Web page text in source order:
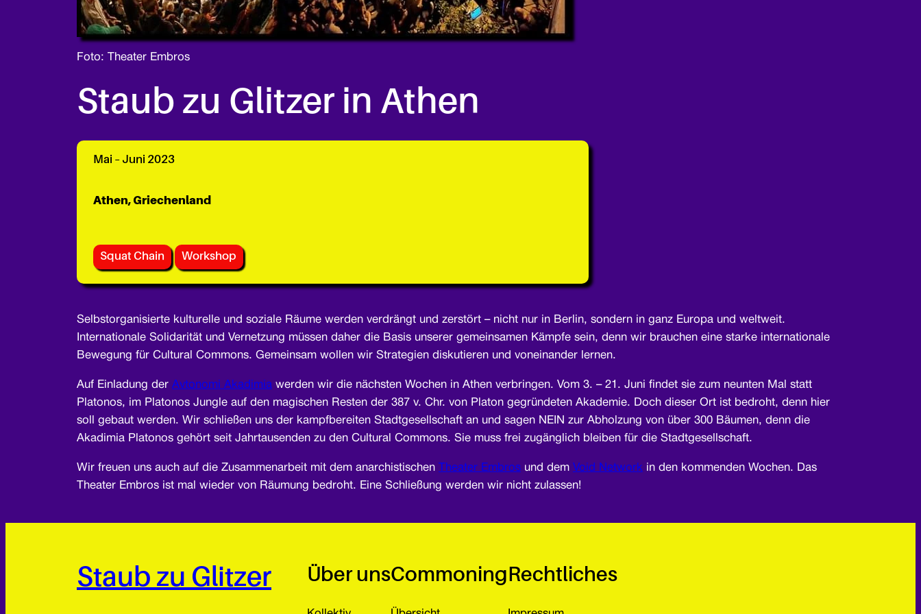
Foto: Theater Embros
Staub zu Glitzer in Athen
Mai – Juni 2023
Athen, Griechenland
Squat Chain Workshop
Selbstorganisierte kulturelle und soziale Räume werden verdrängt und zerstört – nicht nur in Berlin, sondern in ganz Europa und weltweit.
Internationale Solidarität und Vernetzung müssen daher die Basis unserer gemeinsamen Kämpfe sein, denn wir brauchen eine starke internationale
Bewegung für Cultural Commons. Gemeinsam wollen wir Strategien diskutieren und voneinander lernen.
Auf Einladung der Avtonomi Akadimia werden wir die nächsten Wochen in Athen verbringen. Vom 3. – 21. Juni findet sie zum neunten Mal statt
Platonos, im Platonos Jungle auf den magischen Resten der 387 v. Chr. von Platon gegründeten Akademie. Doch dieser Ort ist bedroht, denn hier
soll gebaut werden. Wir schließen uns der kampfbereiten Stadtgesellschaft an und sagen NEIN zur Abholzung von über 300 Bäumen, denn die
Akadimia Platonos gehört seit Jahrtausenden zu den Cultural Commons. Sie muss frei zugänglich bleiben für die Stadtgesellschaft.
Wir freuen uns auch auf die Zusammenarbeit mit dem anarchistischen Theater Embros und dem Void Network in den kommenden Wochen. Das
Theater Embros ist mal wieder von Räumung bedroht. Eine Schließung werden wir nicht zulassen!
Staub zu Glitzer Über unsCommoningRechtliches